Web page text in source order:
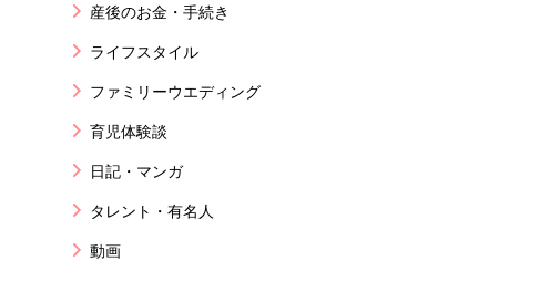
産後のお金・手続き
ライフスタイル
ファミリーウエディング
育児体験談
日記・マンガ
タレント・有名人
動画